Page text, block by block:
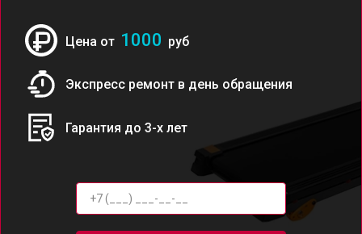
Цена от 1000 руб
Экспресс ремонт в день обращения
Гарантия до 3-х лет